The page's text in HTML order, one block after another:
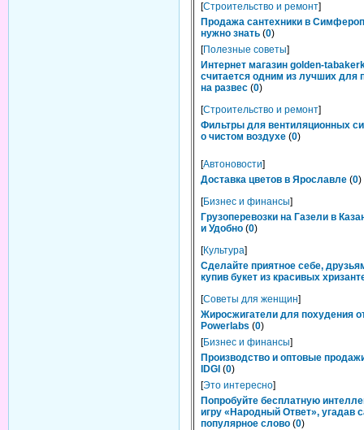
[Строительство и ремонт]
Продажа сантехники в
нужно знать (0)
[Полезные советы]
Интернет магазин golden-
считается одним из лучших для
на развес (0)
[Строительство и ремонт]
Фильтры для вентиляционных
о чистом воздухе (0)
[Автоновости]
Доставка цветов в Ярославле (0)
[Бизнес и финансы]
Грузоперевозки на Газели в
и Удобно (0)
[Культура]
Сделайте приятное себе,
купив букет из красивых
[Советы для женщин]
Жиросжигатели для похудения
Powerlabs (0)
[Бизнес и финансы]
Производство и оптовые
IDGI (0)
[Это интересно]
Попробуйте бесплатную
игру «Народный Ответ», угадав
популярное слово (0)